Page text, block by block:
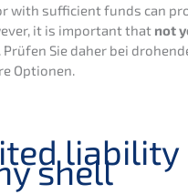
with suffi­ci­ent funds can
it is important that not
Prüfen Sie daher bei
Optionen.
liabi­li­ty
shell